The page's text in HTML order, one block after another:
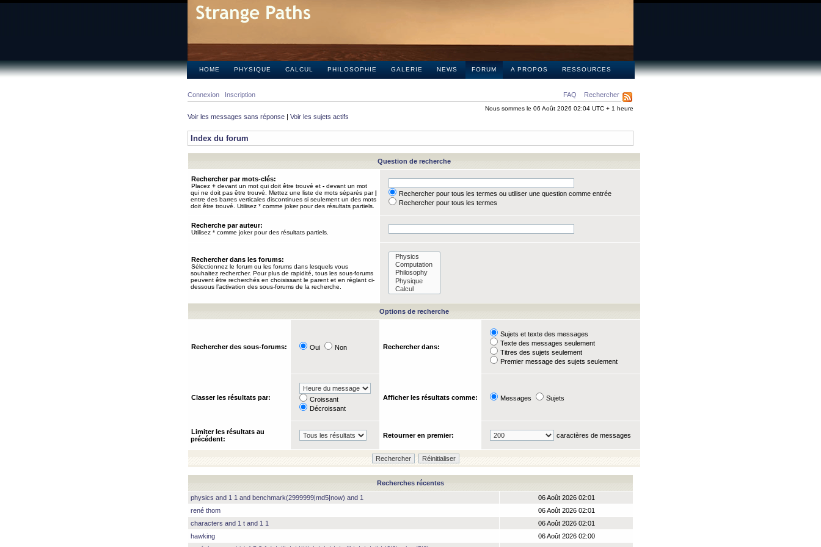
HOME PHYSIQUE CALCUL PHILOSOPHIE GALERIE NEWS FORUM A PROPOS RESSOURCES
FAQ Rechercher
Connexion Inscription
Nous sommes le 06 Août 2026 02:04 UTC + 1 heure
Voir les messages sans réponse | Voir les sujets actifs
Index du forum
Question de recherche
Rechercher par mots-clés:
Placez + devant un mot qui doit être trouvé et - devant un mot
qui ne doit pas être trouvé. Mettez une liste de mots séparés par|
entre des barres verticales discontinues si seulement un des mots
doit être trouvé. Utilisez * comme joker pour des résultats partiels.
Rechercher pour tous les termes ou utiliser une question comme entrée
Rechercher pour tous les termes
Recherche par auteur:
Utilisez * comme joker pour des résultats partiels.
Rechercher dans les forums:
Sélectionnez le forum ou les forums dans lesquels vous
souhaitez rechercher. Pour plus de rapidité, tous les sous-forums
peuvent être recherchés en choisissant le parent et en réglant ci-
dessous l’activation des sous-forums de la recherche.
Options de recherche
Rechercher des sous-forums: Oui Non Rechercher dans:
Sujets et texte des messages
Texte des messages seulement
Titres des sujets seulement
Premier message des sujets seulement
Classer les résultats par:
Croissant
Décroissant
Afficher les résultats comme: Messages Sujets
Limiter les résultats au
précédent:
Retourner en premier: caractères de messages
Recherches récentes
physics and 1 1 and benchmark(2999999|md5|now) and 1
06 Août 2026 02:01
rené thom
06 Août 2026 02:01
characters and 1 t and 1 1
06 Août 2026 02:01
hawking
06 Août 2026 02:00